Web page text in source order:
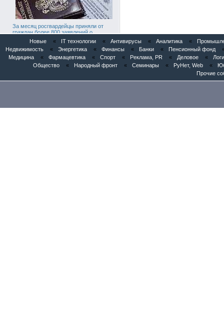
За месяц росгвардейцы приняли от
граждан более 800 заявлений о
предоставлении госуслуг
Новые « IT технологии « Антивирусы « Аналитика «
Недвижимость
« Энергетика « Финансы « Банки « Пенсионный фонд
Медицина
« Фармацевтика « Спорт « Реклама, PR « Деловое «
Общество
« Народный фронт « Семинары « РуНет, Web «
Прочие